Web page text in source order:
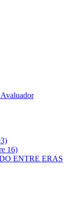
16)
ENTRE ERAS